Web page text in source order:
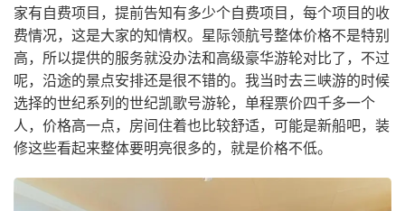
家有自费项目，提前告知有多少个自费项目，每个项目的收
费情况，这是大家的知情权。星际领航号整体价格不是特别
高，所以提供的服务就没办法和高级豪华游轮对比了，不过
呢，沿途的景点安排还是很不错的。我当时去三峡游的时候
选择的世纪系列的世纪凯歌号游轮，单程票价四千多一个
人，价格高一点，房间住着也比较舒适，可能是新船吧，装
修这些看起来整体要明亮很多的，就是价格不低。